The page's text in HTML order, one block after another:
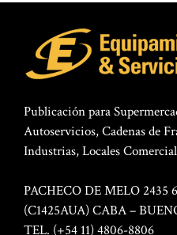
Publicación para
Autoservicios, Cadenas de
Industrias, Locales
PACHECO DE MELO 2435
(C1425AUA) CABA –
TEL. (+54 11) 4806-8806